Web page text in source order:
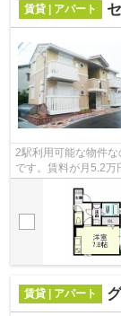
賃貸 | アパート
2駅利用可能な物件
です。賃料が月5.2万
賃貸 | アパート